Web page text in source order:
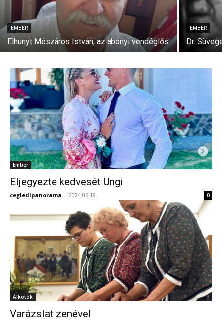
EMBER
Elhunyt Mészáros István, az abonyi vendéglős
EMBER
Dr.
Ember
Eljegyezte kedvesét Ungi
cegledipanorama - 2024.06.18. 0
Alkotók
Varázslat zenével